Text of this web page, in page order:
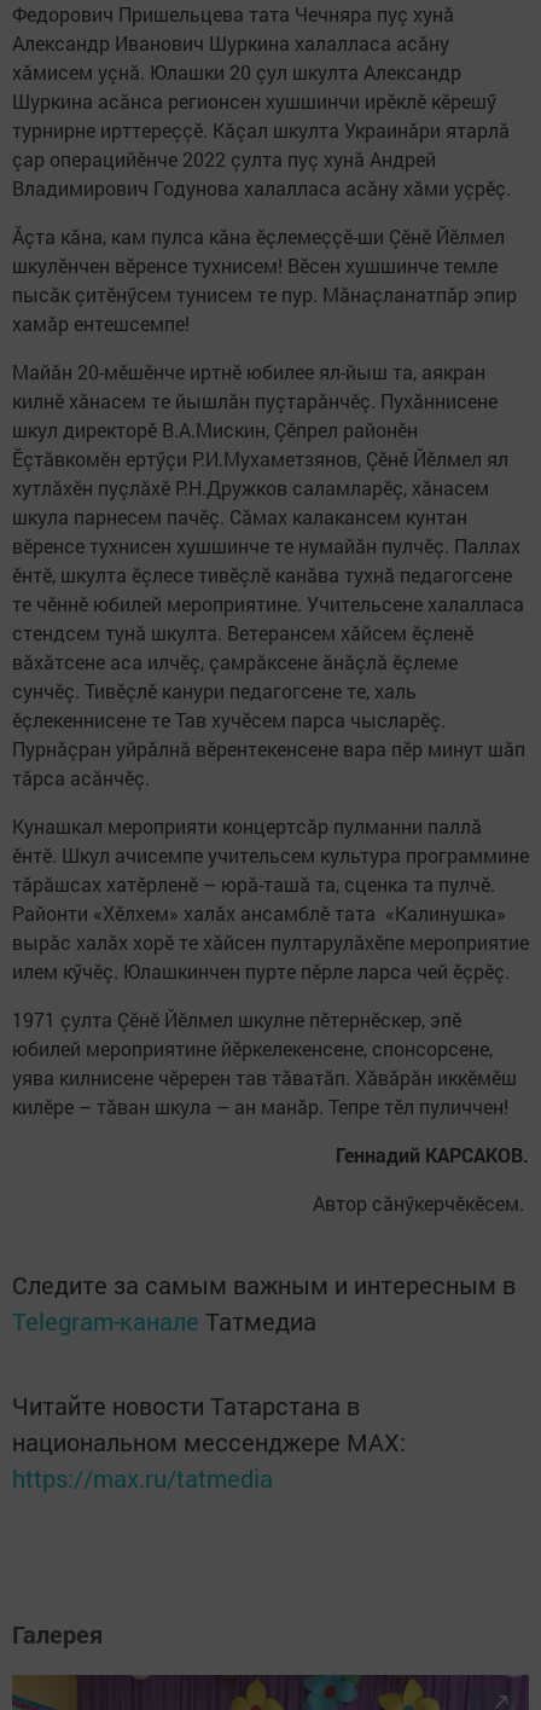
Федорович Пришельцева тата Чечняра пуç хунă
Александр Иванович Шуркина халалласа асăну
хăмисем уçнă. Юлашки 20 çул шкулта Александр
Шуркина асăнса регионсен хушшинчи ирӗклӗ кӗрешӳ
турнирне ирттереççӗ. Кăçал шкулта Украинăри ятарлă
çар операцийӗнче 2022 çулта пуç хунă Андрей
Владимирович Годунова халалласа асăну хăми уçрӗç.
Ăçта кăна, кам пулса кăна ӗçлемеççӗ-ши Çӗнӗ Йӗлмел
шкулӗнчен вӗренсе тухнисем! Вӗсен хушшинче темле
пысăк çитӗнӳсем тунисем те пур. Мăнаçланатпăр эпир
хамăр ентешсемпе!
Майăн 20-мӗшӗнче иртнӗ юбилее ял-йыш та, аякран
килнӗ хăнасем те йышлăн пуçтарăнчӗç. Пухăннисене
шкул директорӗ В.А.Мискин, Çӗпрел районӗн
Ӗçтăвкомӗн ертӳçи Р.И.Мухаметзянов, Çӗнӗ Йӗлмел ял
хутлăхӗн пуçлăхӗ Р.Н.Дружков саламларӗç, хăнасем
шкула парнесем пачӗç. Сăмах калакансем кунтан
вӗренсе тухнисен хушшинче те нумайăн пулчӗç. Паллах
ӗнтӗ, шкулта ӗçлесе тивӗçлӗ канăва тухнă педагогсене
те чӗннӗ юбилей мероприятине. Учительсене халалласа
стендсем тунă шкулта. Ветерансем хăйсем ӗçленӗ
вăхăтсене аса илчӗç, çамрăксене ăнăçлă ӗçлеме
сунчӗç. Тивӗçлӗ канури педагогсене те, халь
ӗçлекеннисене те Тав хучӗсем парса чысларӗç.
Пурнăçран уйрăлнă вӗрентекенсене вара пӗр минут шăп
тăрса асăнчӗç.
Кунашкал мероприяти концертсăр пулманни паллă
ӗнтӗ. Шкул ачисемпе учительсем культура программине
тăрăшсах хатӗрленӗ – юрă-ташă та, сценка та пулчӗ.
Районти «Хӗлхем» халăх ансамблӗ тата «Калинушка»
вырăс халăх хорӗ те хăйсен пултарулăхӗпе мероприятие
илем кӳчӗç. Юлашкинчен пурте пӗрле ларса чей ӗçрӗç.
1971 çулта Çӗнӗ Йӗлмел шкулне пӗтернӗскер, эпӗ
юбилей мероприятине йӗркелекенсене, спонсорсене,
уява килнисене чӗререн тав тăватăп. Хăвăрăн иккӗмӗш
килӗре – тăван шкула – ан манăр. Тепре тӗл пуличчен!
Геннадий КАРСАКОВ.
Автор сăнӳкерчӗкӗсем.
Следите за самым важным и интересным в
Telegram-канале Татмедиа
Читайте новости Татарстана в
национальном мессенджере MАХ:
https://max.ru/tatmedia
Галерея